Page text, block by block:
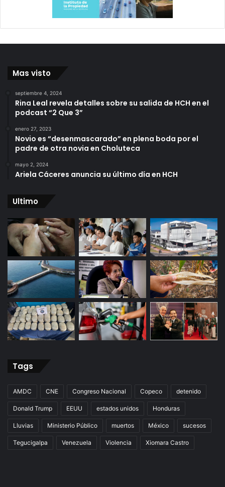
Mas visto
septiembre 4, 2024
Rina Leal revela detalles sobre su salida de HCH en el
podcast “2 Que 3”
enero 27, 2023
Novio es “desenmascarado” en plena boda por el
padre de otra novia en Choluteca
mayo 2, 2024
Ariela Cáceres anuncia su último día en HCH
Ultimo
Tags
AMDC CNE Congreso Nacional Copeco detenido
Donald Trump EEUU estados unidos Honduras
Lluvias Ministerio Público muertos México sucesos
Tegucigalpa Venezuela Violencia Xiomara Castro